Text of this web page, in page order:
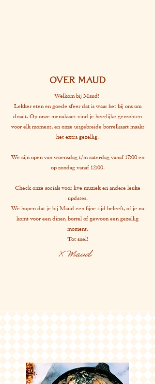
OVER MAUD
Welkom bij Maud!
Lekker eten en goede sfeer dat is waar het bij ons om
draait. Op onze menukaart vind je heerlijke gerechten
voor elk moment, en onze uitgebreide borrelkaart maakt
het extra gezellig.
We zijn open van woensdag t/m zaterdag vanaf 17:00 en
op zondag vanaf 12:00.
Check onze socials voor live muziek en andere leuke
updates.
We hopen dat je bij Maud een fijne tijd beleeft, of je nu
komt voor een diner, borrel of gewoon een gezellig
moment.
Tot snel!
X Maud